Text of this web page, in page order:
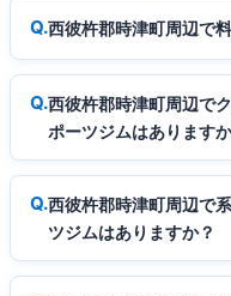
西彼杵郡時津町周辺で
西彼杵郡時津町周辺で
ポーツジムはあります
西彼杵郡時津町周辺で
ツジムはありますか？